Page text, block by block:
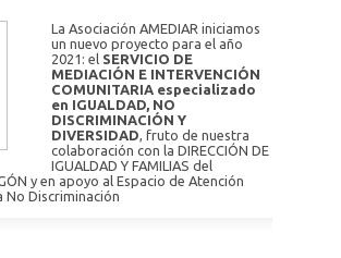
La Asociación AMEDIAR iniciamos
un nuevo proyecto para el año
2021: el SERVICIO DE
MEDIACIÓN E INTERVENCIÓN
COMUNITARIA especializado
en IGUALDAD, NO
DISCRIMINACIÓN Y
DIVERSIDAD, fruto de nuestra
colaboración con la DIRECCIÓN DE
IGUALDAD Y FAMILIAS del
y en apoyo al Espacio de Atención
No Discriminación